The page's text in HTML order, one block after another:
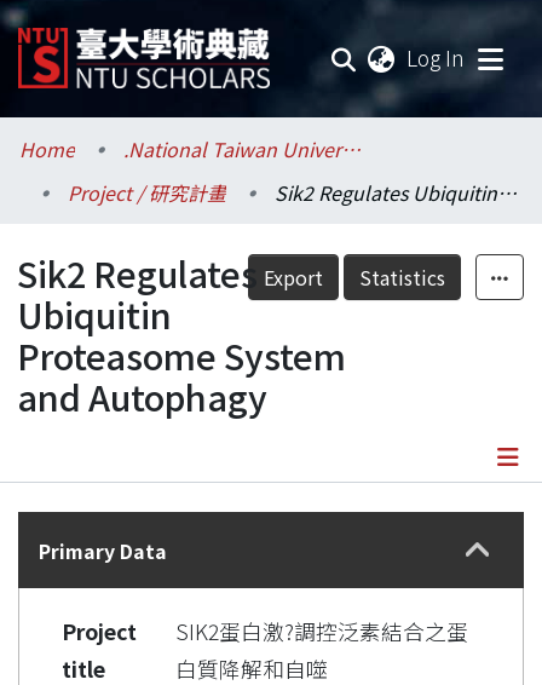
Log In
Communities & Collections
Research Outputs
Fundings & Projects
Researchers
Organizations
Home
.National Taiwan University / 國立臺灣大學
Project / 研究計畫
Sik2 Regulates Ubiquitin Proteasome System and Autophagy
Export Statistics
Sik2 Regulates
Ubiquitin
Proteasome System
and Autophagy
Details
Primary Data
Project
title
SIK2蛋白激?調控泛素結合之蛋
白質降解和自噬